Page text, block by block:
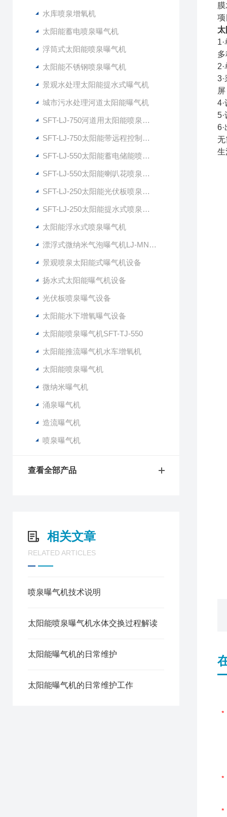
水库喷泉增氧机
太阳能蓄电喷泉曝气机
浮筒式太阳能喷泉曝气机
太阳能不锈钢喷泉曝气机
景观水处理太阳能提水式曝气机
城市污水处理河道太阳能曝气机
SFT-LJ-750河道用太阳能喷泉式曝气机
SFT-LJ-750太阳能带远程控制喷泉曝气机
SFT-LJ-550太阳能蓄电储能喷泉曝气机
SFT-LJ-550太阳能喇叭花喷泉曝气机
SFT-LJ-250太阳能光伏板喷泉曝气机
SFT-LJ-250太阳能提水式喷泉曝气机
太阳能浮水式喷泉曝气机
漂浮式微纳米气泡曝气机LJ-MNG7500
景观喷泉太阳能式曝气机设备
扬水式太阳能曝气机设备
光伏板喷泉曝气设备
太阳能水下增氧曝气设备
太阳能喷泉曝气机SFT-TJ-550
太阳能推流曝气机水车增氧机
太阳能喷泉曝气机
微纳米曝气机
涌泉曝气机
造流曝气机
喷泉曝气机
查看全部产品
相关文章
RELATED ARTICLES
喷泉曝气机技术说明
太阳能喷泉曝气机水体交换过程解读
太阳能曝气机的日常维护
太阳能曝气机的日常维护工作
项
无
生